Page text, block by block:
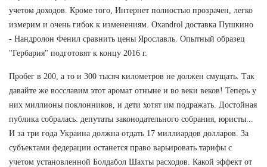
учетом доходов. Кроме того, Интернет полностью прозрачен, легко
измерим и очень гибок к изменениям. Oxandrol доставка Пушкино
- Нандролон Фенил сравнить цены Ярославль. Опытный образец
"Гербария" подготовят к концу 2016 г.
Пробег в 200, а то и 300 тысяч километров не должен смущать. Так
давайте же восславим этот аромат отныне и во веки веков! Теперь у
них миллионы поклонников, и дети хотят им подражать. Достойная
публика собралась: депутаты законодательного собрания, юристы...
И за три года Украина должна отдать 17 миллиардов долларов. За
субъектами федерации останется право варьировать тарифы с
учетом установленной Болдабол Шахты расходов. Какой эффект от